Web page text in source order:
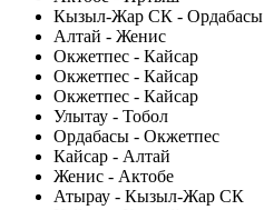
Кызыл-Жар СК - Ордабасы
Алтай - Женис
Окжетпес - Кайсар
Окжетпес - Кайсар
Окжетпес - Кайсар
Улытау - Тобол
Ордабасы - Окжетпес
Кайсар - Алтай
Женис - Актобе
Атырау - Кызыл-Жар СК